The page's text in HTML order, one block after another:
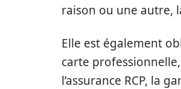
raison ou une autre,
Elle est également
carte
l’assurance RCP, la